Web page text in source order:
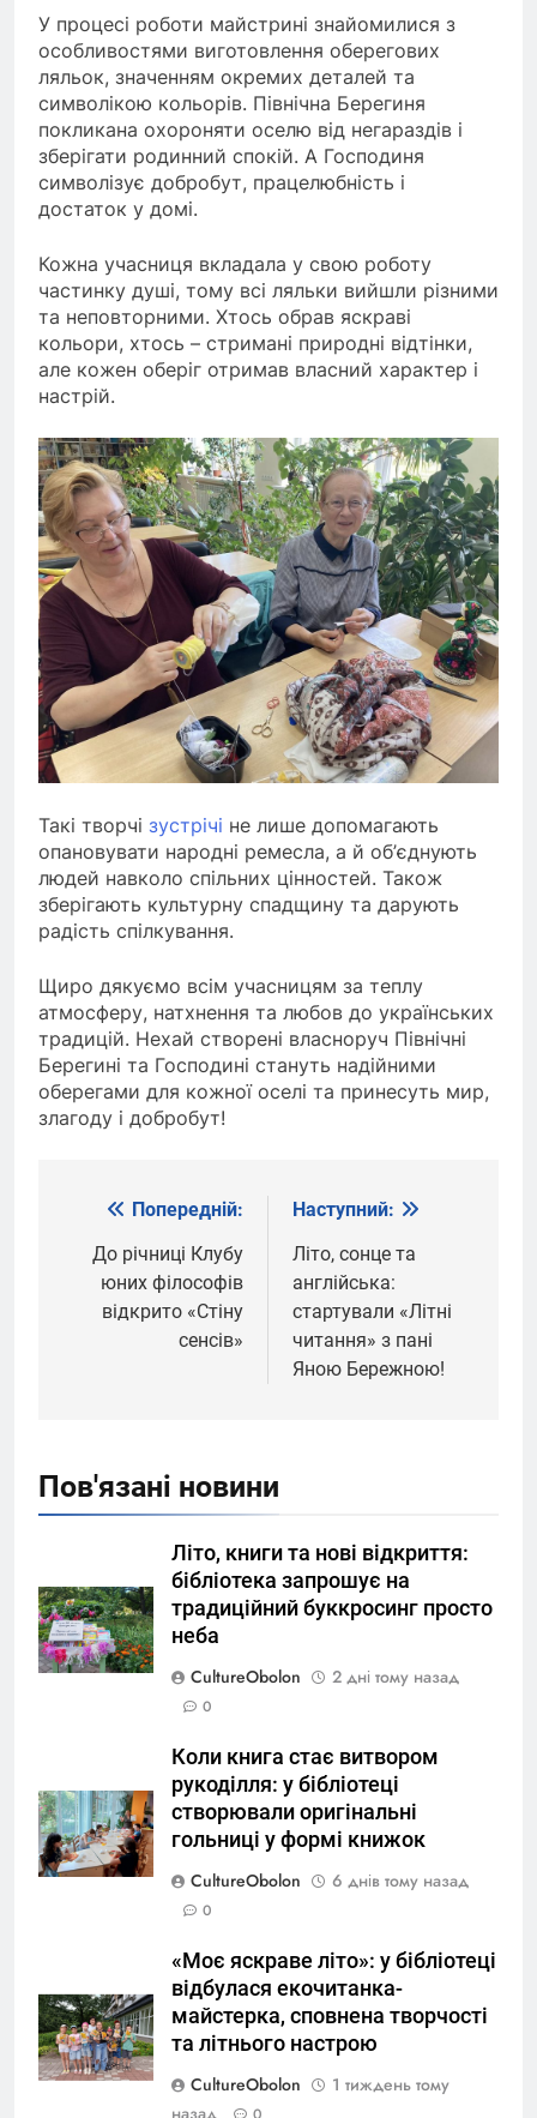
У процесі роботи майстрині знайомилися з
особливостями виготовлення оберегових
ляльок, значенням окремих деталей та
символікою кольорів. Північна Берегиня
покликана охороняти оселю від негараздів і
зберігати родинний спокій. А Господиня
символізує добробут, працелюбність і
достаток у домі.
Кожна учасниця вкладала у свою роботу
частинку душі, тому всі ляльки вийшли різними
та неповторними. Хтось обрав яскраві
кольори, хтось – стримані природні відтінки,
але кожен оберіг отримав власний характер і
настрій.
Такі творчі зустрічі не лише допомагають
опановувати народні ремесла, а й об’єднують
людей навколо спільних цінностей. Також
зберігають культурну спадщину та дарують
радість спілкування.
Щиро дякуємо всім учасницям за теплу
атмосферу, натхнення та любов до українських
традицій. Нехай створені власноруч Північні
Берегині та Господині стануть надійними
оберегами для кожної оселі та принесуть мир,
злагоду і добробут!
Навігація
записів
Попередній:
До річниці Клубу
юних філософів
відкрито «Стіну
сенсів»
Наступний:
Літо, сонце та
англійська:
стартували «Літні
читання» з пані
Яною Бережною!
Пов'язані новини
Літо, книги та нові відкриття:
бібліотека запрошує на
традиційний буккросинг просто
неба
CultureObolon
2 дні тому назад
0
Коли книга стає витвором
рукоділля: у бібліотеці
створювали оригінальні
гольниці у формі книжок
CultureObolon
6 днів тому назад
0
«Моє яскраве літо»: у бібліотеці
відбулася екочитанка-
майстерка, сповнена творчості
та літнього настрою
CultureObolon
1 тиждень тому
назад